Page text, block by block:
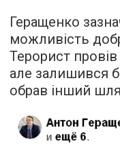
Геращенко
можливість
Терорист провів
але залишився
обрав інший